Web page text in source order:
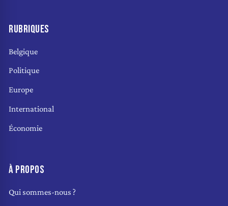
RUBRIQUES
Belgique
Politique
Europe
International
Économie
À PROPOS
Qui sommes-nous ?